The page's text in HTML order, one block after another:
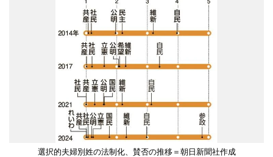
選択的夫婦別姓の法制化、賛否の推移＝朝日新聞社作成